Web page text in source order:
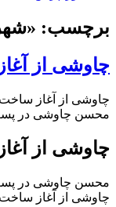
برچسب:
چاوشی از آغاز
چاوشی از آغاز ساخت
محسن چاوشی در پست
چاوشی از آغاز
محسن چاوشی در پست
چاوشی از آغاز ساخت